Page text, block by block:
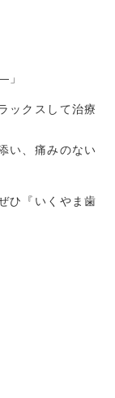
」
ックスして治療
い、痛みのない
ひ『いくやま歯